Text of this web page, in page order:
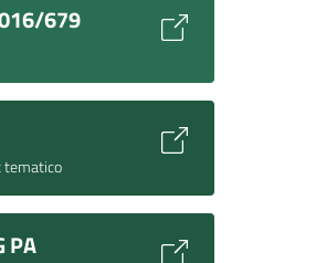
679
tematico
PA